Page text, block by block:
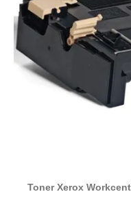
Toner Xerox